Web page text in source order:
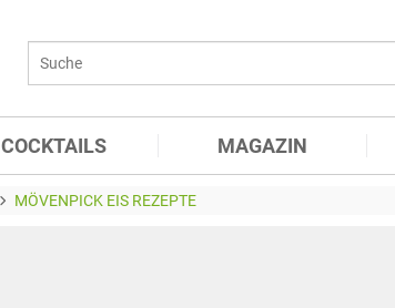
COCKTAILS MAGAZIN
MÖVENPICK EIS REZEPTE